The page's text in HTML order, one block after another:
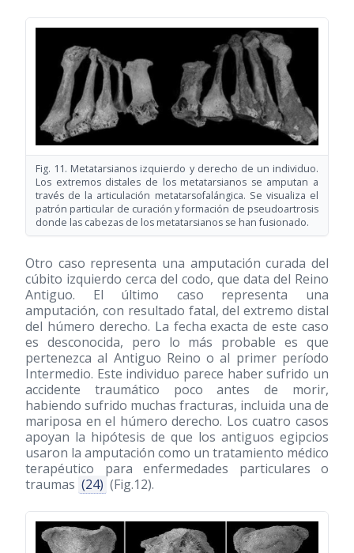
Fig. 11. Metatarsianos izquierdo y derecho de un individuo.
Los extremos distales de los metatarsianos se amputan a
través de la articulación metatarsofalángica. Se visualiza el
patrón particular de curación y formación de pseudoartrosis
donde las cabezas de los metatarsianos se han fusionado.
Otro caso representa una amputación curada del
cúbito izquierdo cerca del codo, que data del Reino
Antiguo. El último caso representa una
amputación, con resultado fatal, del extremo distal
del húmero derecho. La fecha exacta de este caso
es desconocida, pero lo más probable es que
pertenezca al Antiguo Reino o al primer período
Intermedio. Este individuo parece haber sufrido un
accidente traumático poco antes de morir,
habiendo sufrido muchas fracturas, incluida una de
mariposa en el húmero derecho. Los cuatro casos
apoyan la hipótesis de que los antiguos egipcios
usaron la amputación como un tratamiento médico
terapéutico para enfermedades particulares o
traumas (24) (Fig.12).